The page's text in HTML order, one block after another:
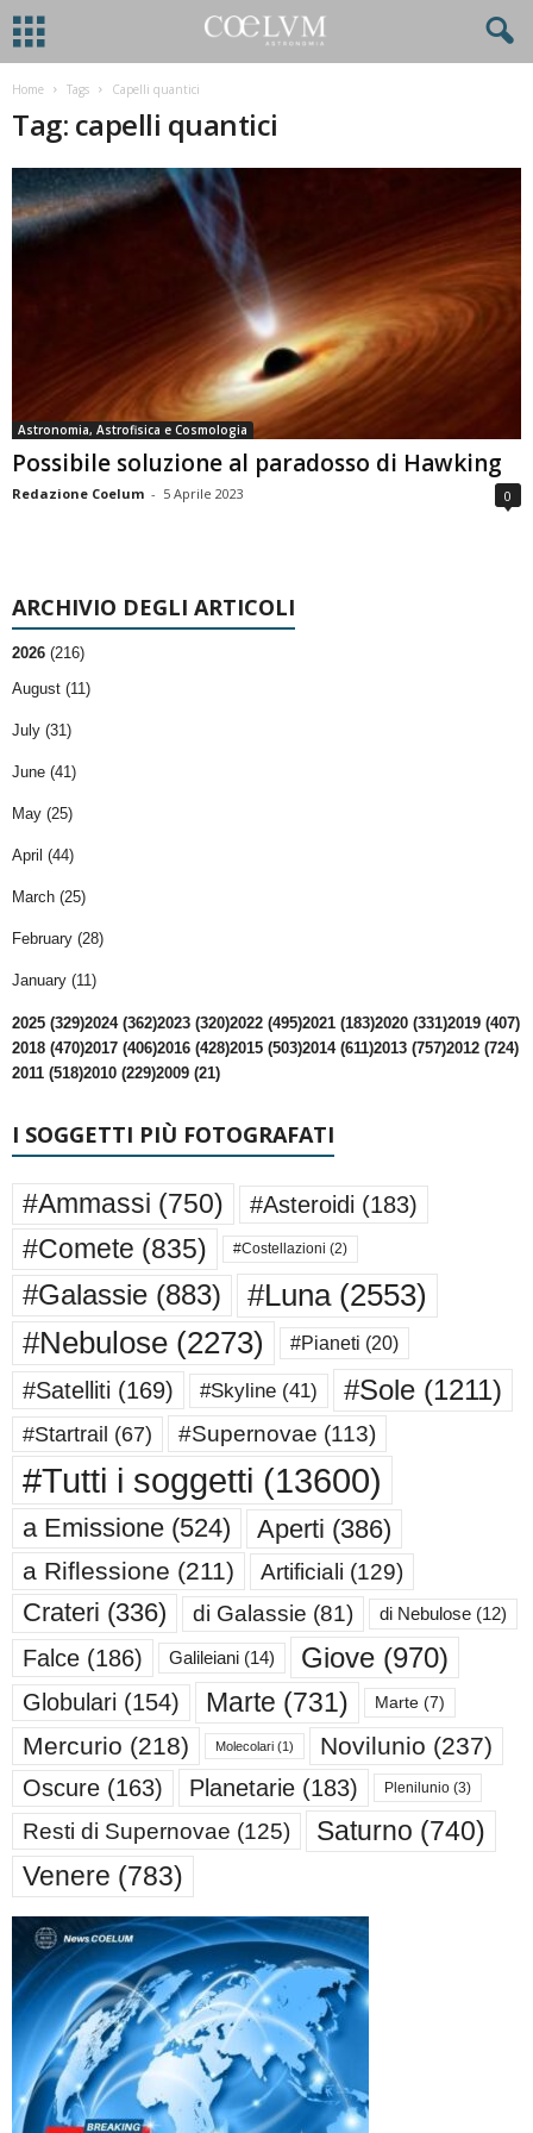
Home Tags Capelli quantici
Tag: capelli quantici
Astronomia, Astrofisica e Cosmologia
Possibile soluzione al paradosso di Hawking
Redazione Coelum - 5 Aprile 2023 0
ARCHIVIO DEGLI ARTICOLI
2026 (216)
August (11)
July (31)
June (41)
May (25)
April (44)
March (25)
February (28)
January (11)
2025 (329)2024 (362)2023 (320)2022 (495)2021 (183)2020 (331)2019 (407)
2018 (470)2017 (406)2016 (428)2015 (503)2014 (611)2013 (757)2012 (724)
2011 (518)2010 (229)2009 (21)
I SOGGETTI PIÙ FOTOGRAFATI
#Ammassi (750) #Asteroidi (183)
#Comete (835) #Costellazioni (2)
#Galassie (883) #Luna(2553)
#Nebulose (2273) #Pianeti (20)
#Satelliti (169) #Skyline (41) #Sole (1211)
#Startrail (67) #Supernovae (113)
#Tutti i soggetti (13600)
a Emissione (524) Aperti (386)
a Riflessione (211) Artificiali (129)
Crateri (336) di Galassie (81) di Nebulose (12)
Falce (186) Galileiani (14) Giove (970)
Globulari (154) Marte (731) Marte (7)
Mercurio (218) Molecolari (1) Novilunio (237)
Oscure (163) Planetarie (183) Plenilunio (3)
Resti di Supernovae (125) Saturno (740)
Venere (783)